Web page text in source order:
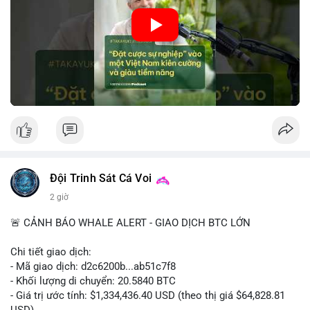
• Tâm lý ngắn hạn: Tiêu cực do dữ liệu việc làm Mỹ kém khả
quan và sự bất định về pháp lý tại Mỹ.
• Hành động: Cẩn trọng với các lệnh đòn bẩy cao; theo dõi sát
biến động kinh tế vĩ mô Mỹ.
📊 Nguồn: Radar Tâm Lý Thị Trường
Nguồn: VIETSUCCESS
Đội Trinh Sát Cá Voi
2 giờ
🚨 CẢNH BÁO WHALE ALERT - GIAO DỊCH BTC LỚN
Chi tiết giao dịch:
- Mã giao dịch: d2c6200b...ab51c7f8
- Khối lượng di chuyển: 20.5840 BTC
- Giá trị ước tính: $1,334,436.40 USD (theo thị giá $64,828.81